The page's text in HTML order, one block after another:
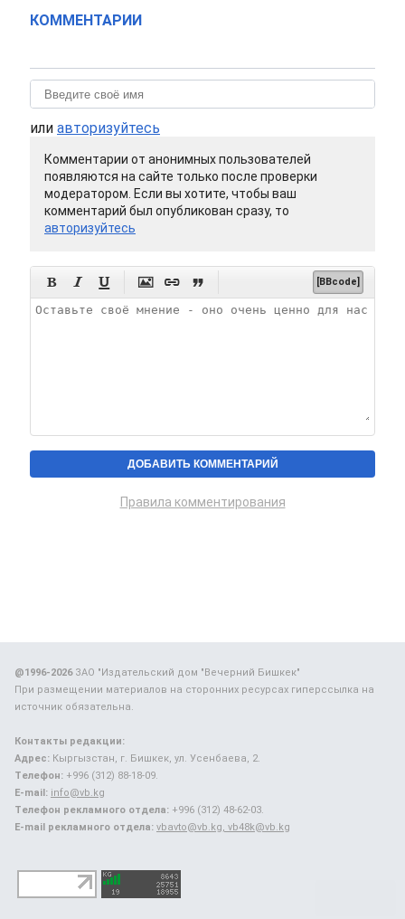
КОММЕНТАРИИ
или авторизуйтесь
Комментарии от анонимных пользователей
появляются на сайте только после проверки
модератором. Если вы хотите, чтобы ваш
комментарий был опубликован сразу, то
авторизуйтесь
      [BBcode]
Правила комментирования
@1996-2026ЗАО "Издательский дом "Вечерний Бишкек"
При размещении материалов на сторонних ресурсах гиперссылка на
источник обязательна.
Контакты редакции:
Адрес: Кыргызстан, г. Бишкек, ул. Усенбаева, 2.
Телефон: +996 (312) 88-18-09.
E-mail: info@vb.kg
Телефон рекламного отдела: +996 (312) 48-62-03.
E-mail рекламного отдела: vbavto@vb.kg, vb48k@vb.kg